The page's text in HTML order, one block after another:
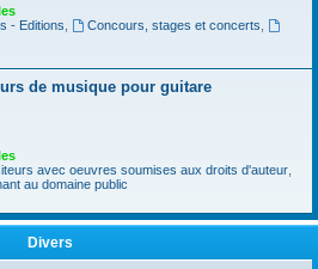
- Editions Concours, stages et concerts
de musique pour guitare
avec oeuvres soumises aux droits d'auteur,
au domaine public
Divers